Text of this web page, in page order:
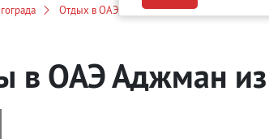
Отдых в ОАЭ Аджман
в ОАЭ Аджман